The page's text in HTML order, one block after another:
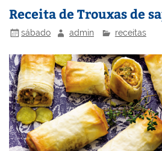
o
k
Receita de Trouxas de
sábado admin receitas